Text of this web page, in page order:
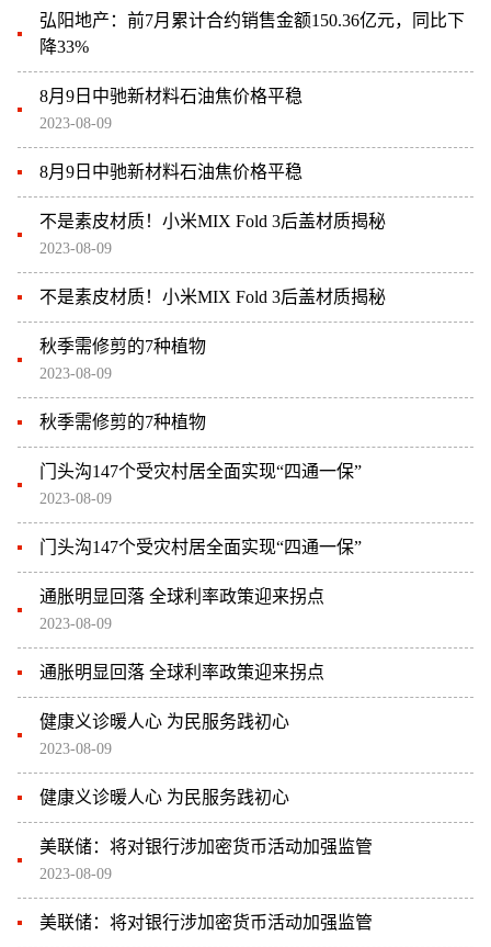
弘阳地产：前7月累计合约销售金额150.36亿元，同比下
降33%
8月9日中驰新材料石油焦价格平稳
2023-08-09
8月9日中驰新材料石油焦价格平稳
不是素皮材质！小米MIX Fold 3后盖材质揭秘
2023-08-09
不是素皮材质！小米MIX Fold 3后盖材质揭秘
秋季需修剪的7种植物
2023-08-09
秋季需修剪的7种植物
门头沟147个受灾村居全面实现“四通一保”
2023-08-09
门头沟147个受灾村居全面实现“四通一保”
通胀明显回落 全球利率政策迎来拐点
2023-08-09
通胀明显回落 全球利率政策迎来拐点
健康义诊暖人心 为民服务践初心
2023-08-09
健康义诊暖人心 为民服务践初心
美联储：将对银行涉加密货币活动加强监管
2023-08-09
美联储：将对银行涉加密货币活动加强监管